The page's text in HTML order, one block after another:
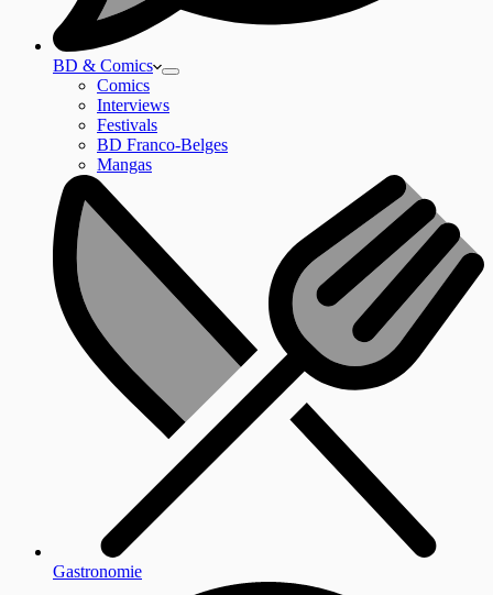
BD & Comics
Comics
Interviews
Festivals
BD Franco-Belges
Mangas
Gastronomie